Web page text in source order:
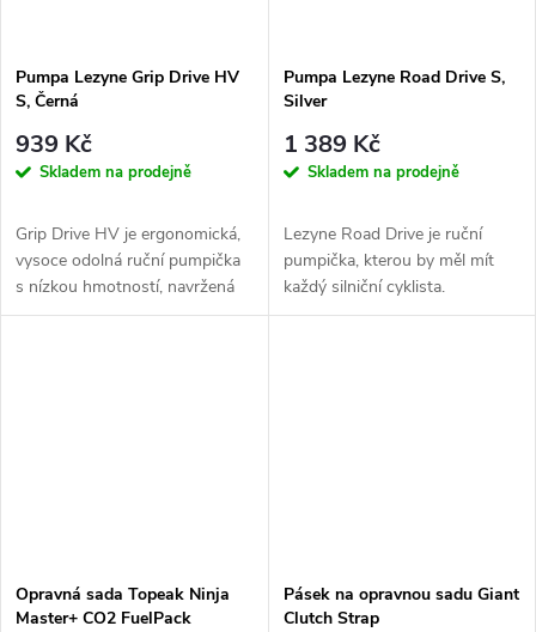
Pumpa Lezyne Grip Drive HV
S, Černá
939 Kč
Skladem na prodejně
Grip Drive HV je ergonomická,
vysoce odolná ruční pumpička
s nízkou hmotností, navržená
pro pohodlné a efektivní...
Pumpa Lezyne Road Drive S,
Silver
1 389 Kč
Skladem na prodejně
Lezyne Road Drive je ruční
pumpička, kterou by měl mít
každý silniční cyklista.
Vyrobena z CNC-frézovaného
Opravná sada Topeak Ninja
Master+ CO2 FuelPack
Pásek na opravnou sadu Giant
Clutch Strap